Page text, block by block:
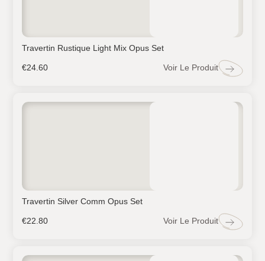
Travertin Rustique Light Mix Opus Set
€24.60 Voir Le Produit
Travertin Silver Comm Opus Set
€22.80 Voir Le Produit